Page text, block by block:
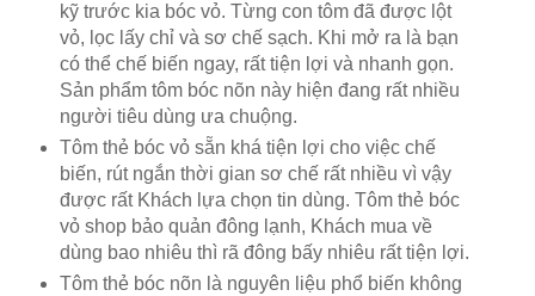
kỹ trước kia bóc vỏ. Từng con tôm đã được lột
vỏ, lọc lấy chỉ và sơ chế sạch. Khi mở ra là bạn
có thể chế biến ngay, rất tiện lợi và nhanh gọn.
Sản phẩm tôm bóc nõn này hiện đang rất nhiều
người tiêu dùng ưa chuộng.
Tôm thẻ bóc vỏ sẵn khá tiện lợi cho việc chế
biến, rút ngắn thời gian sơ chế rất nhiều vì vậy
được rất Khách lựa chọn tin dùng. Tôm thẻ bóc
vỏ shop bảo quản đông lạnh, Khách mua về
dùng bao nhiêu thì rã đông bấy nhiêu rất tiện lợi.
Tôm thẻ bóc nõn là nguyên liệu phổ biến không